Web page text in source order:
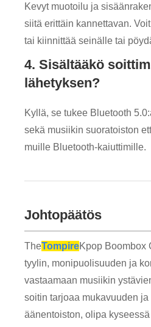
Kevyt muotoilu ja
siitä erittäin kannettavan.
tai kiinnittää seinälle tai
4. Sisältääkö
lähetyksen?
Kyllä, se tukee Bluetooth
sekä musiikin suoratoiston
muille Bluetooth-kaiuttimille.
Johtopäätös
TheTompireKpop Boombox
tyylin, monipuolisuuden ja
vastaamaan musiikin
soitin tarjoaa mukavuuden
äänentoiston, olipa